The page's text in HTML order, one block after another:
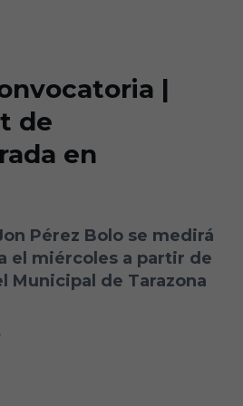
|
de
en
Pérez Bolo se medirá
el miércoles a partir de
Municipal de Tarazona